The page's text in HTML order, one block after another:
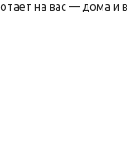
на вас — дома и в